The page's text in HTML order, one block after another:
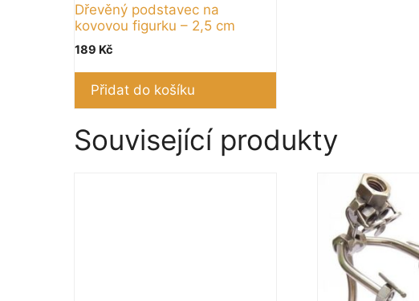
Dřevěný podstavec na
kovovou figurku – 2,5 cm
189 Kč
Přidat do košíku
Související produkty